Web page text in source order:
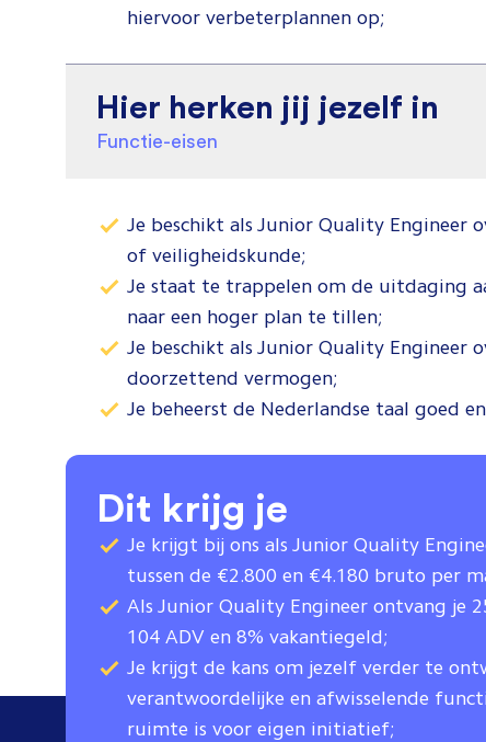
hiervoor verbeterplannen op;
Hier herken jij jezelf in
Functie-eisen
Je beschikt als Junior Quality Engineer
of veiligheidskunde;
Je staat te trappelen om de uitdaging
naar een hoger plan te tillen;
Je beschikt als Junior Quality Engineer
doorzettend vermogen;
Je beheerst de Nederlandse taal goed
Dit krijg je
Je krijgt bij ons als Junior Quality
tussen de €2.800 en €4.180 bruto per
Als Junior Quality Engineer ontvang je
104 ADV en 8% vakantiegeld;
Je krijgt de kans om jezelf verder te
verantwoordelijke en afwisselende
ruimte is voor eigen initiatief;